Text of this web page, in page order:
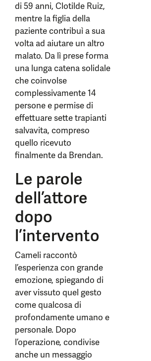
di 59 anni, Clotilde Ruiz,
mentre la figlia della
paziente contribuì a sua
volta ad aiutare un altro
malato. Da lì prese forma
una lunga catena solidale
che coinvolse
complessivamente 14
persone e permise di
effettuare sette trapianti
salvavita, compreso
quello ricevuto
finalmente da Brendan.
Le parole
dell’attore
dopo
l’intervento
Cameli raccontò
l’esperienza con grande
emozione, spiegando di
aver vissuto quel gesto
come qualcosa di
profondamente umano e
personale. Dopo
l’operazione, condivise
anche un messaggio